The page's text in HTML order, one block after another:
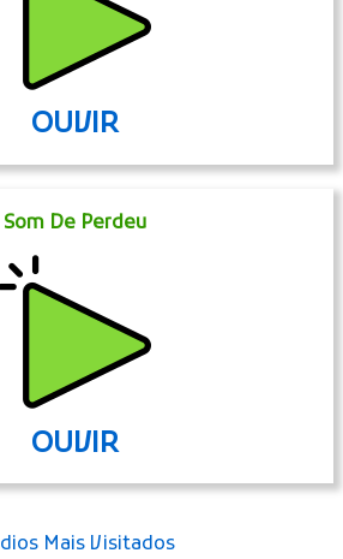
OUVIR
Som De Perdeu
OUVIR
Mais Visitados